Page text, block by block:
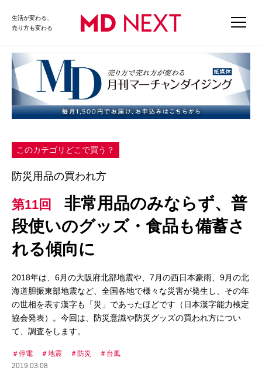
生活が変わる、
売り方も変わる
このカテゴリどこで買う？
防災用品の買われ方
第11回
非常用品のみならず、普
段使いのグッズ・食品も備蓄さ
れる傾向に
2018年は、6月の大阪府北部地震や、7月の西日本豪雨、9月の北
海道胆振東部地震など、全国各地で様々な災害が発生し、その年
の世相を表す漢字も「災」であったほどです（日本漢字能力検定
協会発表）。今回は、防災意識や防災グッズの買われ方につい
て、調査をします。
停電 地震 防災
台風
2019.03.08